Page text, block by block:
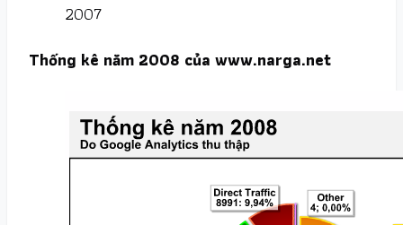
2007
Thống kê năm 2008 của www.narga.net